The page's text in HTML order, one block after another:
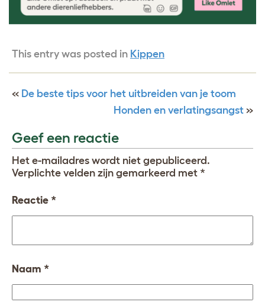
This entry was posted in Kippen
« De beste tips voor het uitbreiden van je toom
Honden en verlatingsangst »
Geef een reactie
Het e-mailadres wordt niet gepubliceerd.
Verplichte velden zijn gemarkeerd met *
Reactie *
Naam *